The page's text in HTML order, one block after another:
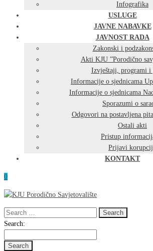
Infografika
USLUGE
JAVNE NABAVKE
JAVNOST RADA
Zakonski i
Akti KJU ”Porodično
Izvještaji, programi i
Informacije o sjednicama
Informacije o sjednicama
Sporazumi o
Odgovori na postavljena
Ostali akti
Pristup
Prijavi
KONTAKT
0
Search
for:
Search
Search: